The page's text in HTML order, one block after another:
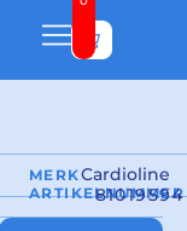
Bekijk
MERKCardioline
ARTIKELNUMMER
81019594